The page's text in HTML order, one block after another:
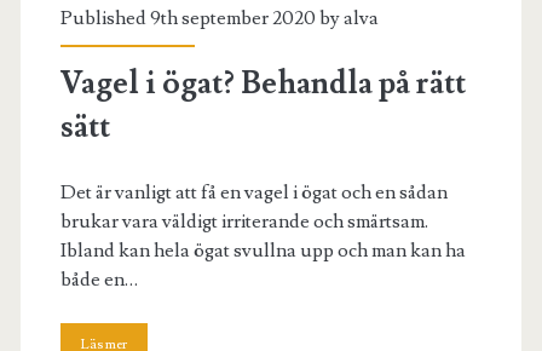
Published 9th september 2020 byalva
Vagel i ögat? Behandla på rätt
sätt
Det är vanligt att få en vagel i ögat och en sådan
brukar vara väldigt irriterande och smärtsam.
Ibland kan hela ögat svullna upp och man kan ha
både en…